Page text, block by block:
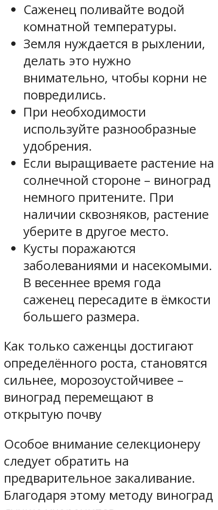
Саженец поливайте водой
комнатной температуры.
Земля нуждается в рыхлении,
делать это нужно
внимательно, чтобы корни не
повредились.
При необходимости
используйте разнообразные
удобрения.
Если выращиваете растение на
солнечной стороне – виноград
немного притените. При
наличии сквозняков, растение
уберите в другое место.
Кусты поражаются
заболеваниями и насекомыми.
В весеннее время года
саженец пересадите в ёмкости
большего размера.
Как только саженцы достигают
определённого роста, становятся
сильнее, морозоустойчивее –
виноград перемещают в
открытую почву
Особое внимание селекционеру
следует обратить на
предварительное закаливание.
Благодаря этому методу виноград